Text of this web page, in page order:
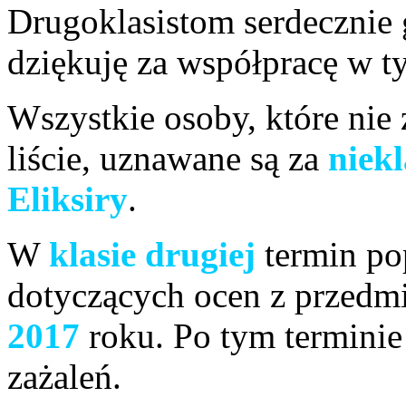
Drugoklasistom
dziękuję za współpracę w
Wszystkie osoby, które nie
liście, uznawane są za
Eliksiry.
W klasie drugiej termin
dotyczących ocen z
2017 roku. Po tym
zażaleń.